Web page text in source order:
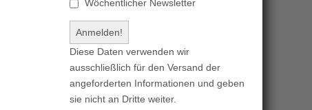
Wöchentlicher Newsletter
Diese Daten verwenden wir
ausschließlich für den Versand der
angeforderten Informationen und geben
sie nicht an Dritte weiter.